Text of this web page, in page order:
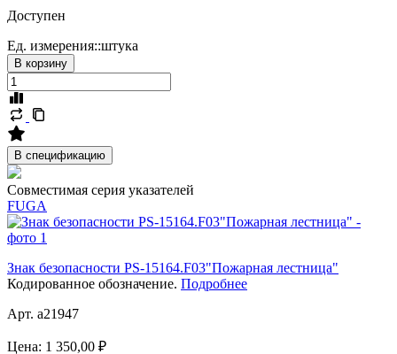
Доступен
Ед. измерения::штука
В корзину
В спецификацию
Совместимая серия указателей
FUGA
Знак безопасности PS-15164.F03"Пожарная лестница"
Кодированное обозначение. Подробнее
Арт. a21947
Цена: 1 350,00 ₽